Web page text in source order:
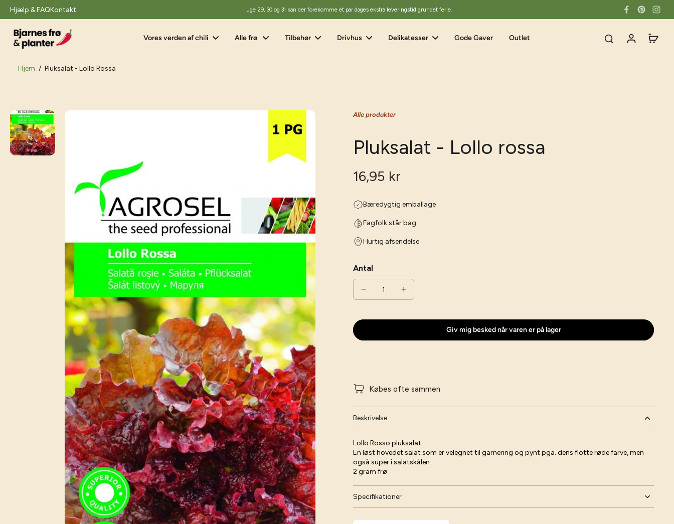
Hjælp & FAQKontakt I uge 29, 30 og 31 kan der forekomme et par dages ekstra leveringstid grundet ferie.
Vores verden af chili Alle frø Tilbehør Drivhus Delikatesser Gode Gaver Outlet
Hjem / Pluksalat - Lollo Rossa
Gå
til
produktoplysninger
Alle produkter
Pluksalat - Lollo rossa
16,95 kr
Bæredygtig emballage
Fagfolk står bag
Hurtig afsendelse
Antal
Giv mig besked når varen er på lager
Købes ofte sammen
Beskrivelse
Lollo Rosso pluksalat
En løst hovedet salat som er velegnet til garnering og pynt pga. dens flotte røde farve, men
også super i salatskålen.
2 gram frø
Specifikationer